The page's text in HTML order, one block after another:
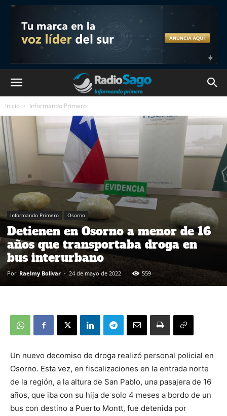
Inicio Informando Primero
Informando Primero Osorno
Detienen en Osorno a menor de 16
años que transportaba droga en
bus interurbano
Por Raelmy Bolivar - 24 de mayo de 2022 559
Un nuevo decomiso de droga realizó personal policial en
Osorno. Esta vez, en fiscalizaciones en la entrada norte
de la región, a la altura de San Pablo, una pasajera de 16
años, que iba con su hija de solo 4 meses a bordo de un
bus con destino a Puerto Montt, fue detenida por